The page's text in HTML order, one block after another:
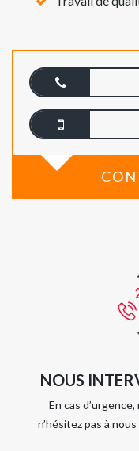
NOUS
En cas
n’hésitez pas à